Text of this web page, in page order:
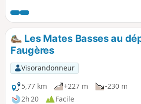
Les Mates Basses au
Faugères
Visorandonneur
5,77 km
+227 m
-230 m
2h 20
Facile